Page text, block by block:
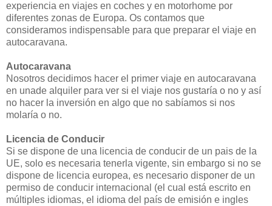
experiencia en viajes en coches y en motorhome por
diferentes zonas de Europa. Os contamos que
consideramos indispensable para que preparar el viaje en
autocaravana.
Autocaravana
Nosotros decidimos hacer el primer viaje en autocaravana
en unade alquiler para ver si el viaje nos gustaría o no y así
no hacer la inversión en algo que no sabíamos si nos
molaría o no.
Licencia de Conducir
Si se dispone de una licencia de conducir de un pais de la
UE, solo es necesaria tenerla vigente, sin embargo si no se
dispone de licencia europea, es necesario disponer de un
permiso de conducir internacional (el cual está escrito en
múltiples idiomas, el idioma del país de emisión e ingles